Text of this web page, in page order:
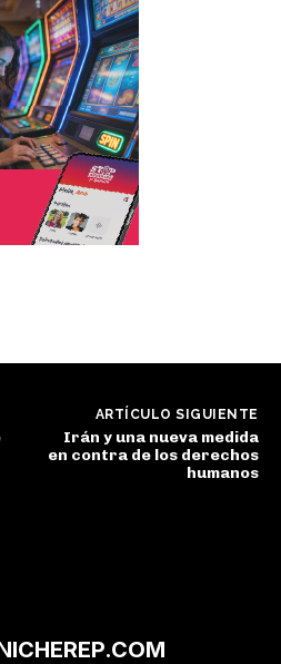
ARTÍCULO SIGUIENTE
Irán y una nueva medida
en contra de los derechos
humanos